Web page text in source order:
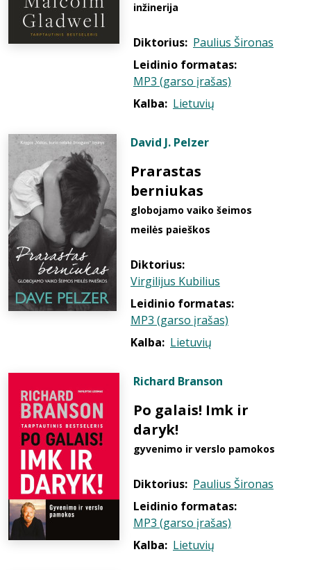
inžinerija
Diktorius: Paulius Šironas
Leidinio formatas:
MP3 (garso įrašas)
Kalba: Lietuvių
David J. Pelzer
Prarastas
berniukas
globojamo vaiko šeimos
meilės paieškos
Diktorius:
Virgilijus Kubilius
Leidinio formatas:
MP3 (garso įrašas)
Kalba: Lietuvių
Richard Branson
Po galais! Imk ir
daryk!
gyvenimo ir verslo pamokos
Diktorius: Paulius Šironas
Leidinio formatas:
MP3 (garso įrašas)
Kalba: Lietuvių